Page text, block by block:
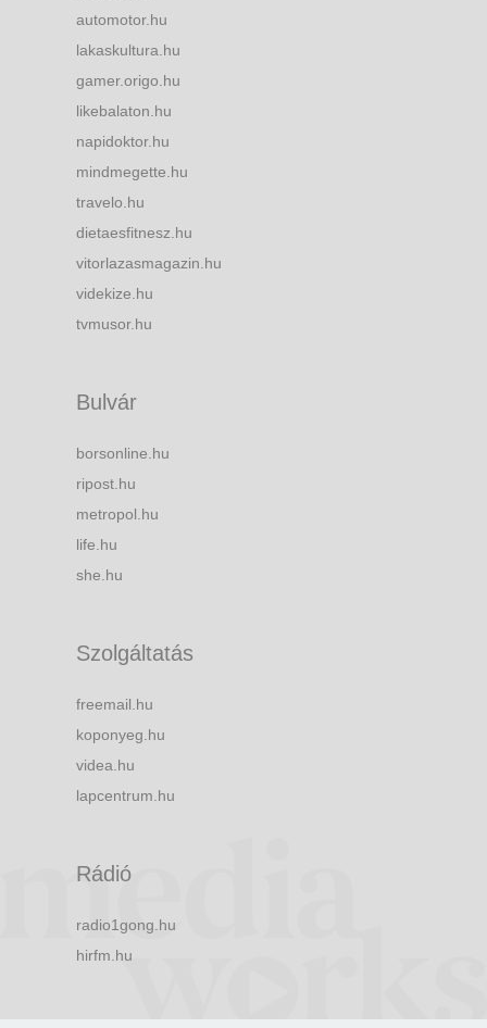
automotor.hu
lakaskultura.hu
gamer.origo.hu
likebalaton.hu
napidoktor.hu
mindmegette.hu
travelo.hu
dietaesfitnesz.hu
vitorlazasmagazin.hu
videkize.hu
tvmusor.hu
Bulvár
borsonline.hu
ripost.hu
metropol.hu
life.hu
she.hu
Szolgáltatás
freemail.hu
koponyeg.hu
videa.hu
lapcentrum.hu
Rádió
radio1gong.hu
hirfm.hu